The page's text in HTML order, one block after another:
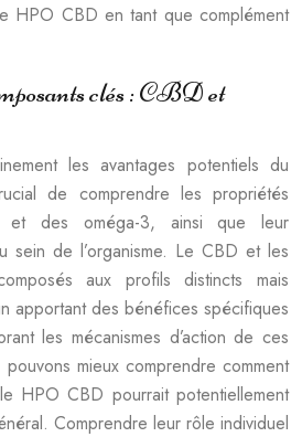
HPO CBD en tant que complément
clés : CBD et
les avantages potentiels du
de comprendre les propriétés
et des oméga-3, ainsi que leur
sein de l’organisme. Le CBD et les
aux profils distincts mais
apportant des bénéfices spécifiques
les mécanismes d’action de ces
mieux comprendre comment
HPO CBD pourrait potentiellement
Comprendre leur rôle individuel